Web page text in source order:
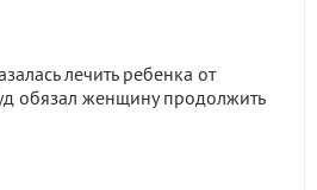
лечить ребенка от
обязал женщину продолжить